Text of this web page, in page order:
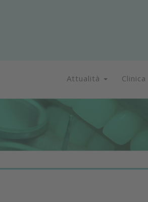
Attualità Clinica